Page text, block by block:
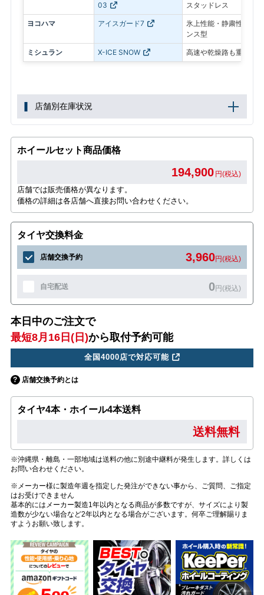
03
スタッドレス
ヨコハマ アイスガード7
氷上性能・静粛性・ロ
ンス型
ミシュラン X-ICE SNOW 高速や乾燥路も重視し
店舗別在庫状況
ホイールセット商品価格
194,900 円(税込)
店舗では販売価格が異なります。
価格の詳細は各店舗へ直接お問い合わせください。
タイヤ交換料金
店舗交換予約 3,960円(税込)
自宅配送 0円(税込)
本日中のご注文で
最短8月16日(日)から取付予約可能
全国4000店で対応可能
店舗交換予約とは
タイヤ4本・ホイール4本送料
送料無料
※沖縄県・離島・一部地域は送料の他に別途中継料が発生します。詳しくは
お問い合わせください。
※メーカー様に製造年週を指定した発注ができない事から、ご質問、ご指定
はお受けできません
基本的にはメーカー製造1年以内となる商品が多数ですが、サイズにより製
造数が少ない場合など2年以内となる場合がございます。何卒ご理解賜りま
すようお願い致します。